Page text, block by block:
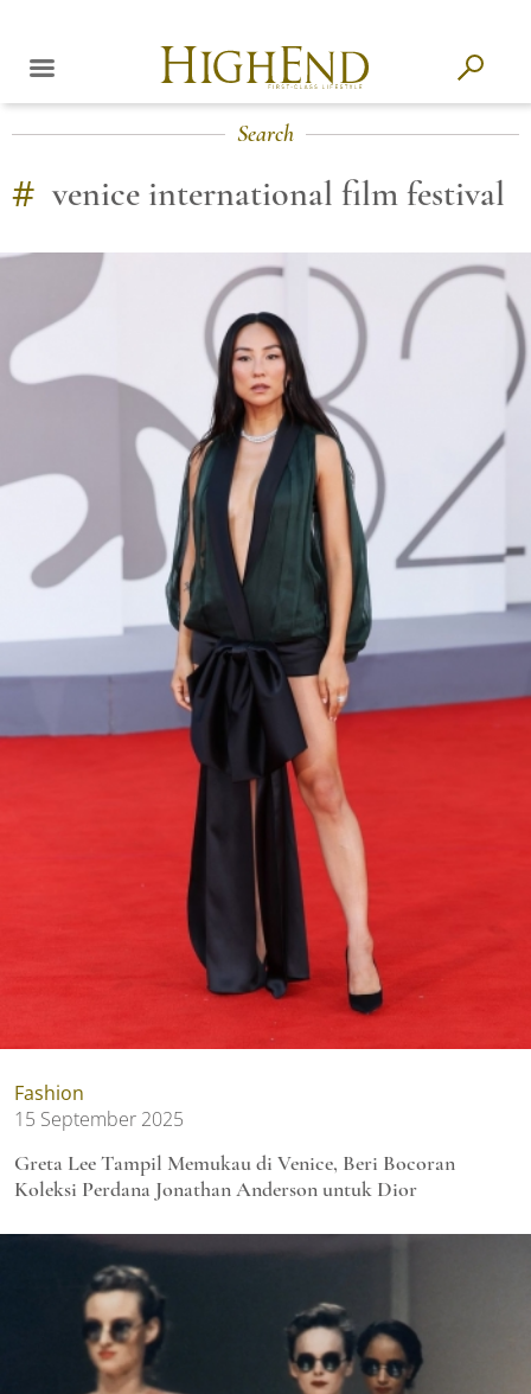
Search
# venice international film festival
Fashion
15 September 2025
Greta Lee Tampil Memukau di Venice, Beri Bocoran
Koleksi Perdana Jonathan Anderson untuk Dior